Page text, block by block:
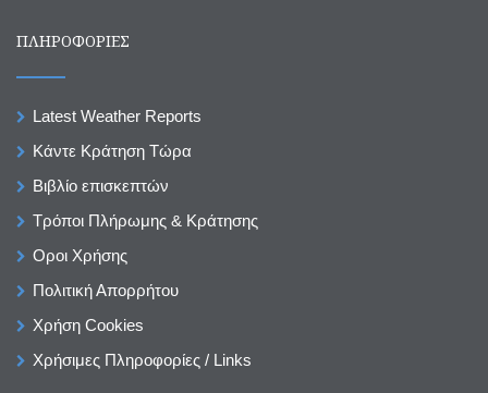
ΠΛΗΡΟΦΟΡΙΕΣ
Latest Weather Reports
Κάντε Κράτηση Τώρα
Βιβλίο επισκεπτών
Τρόποι Πλήρωμης & Κράτησης
Οροι Χρήσης
Πολιτική Απορρήτου
Χρήση Cookies
Χρήσιμες Πληροφορίες / Links